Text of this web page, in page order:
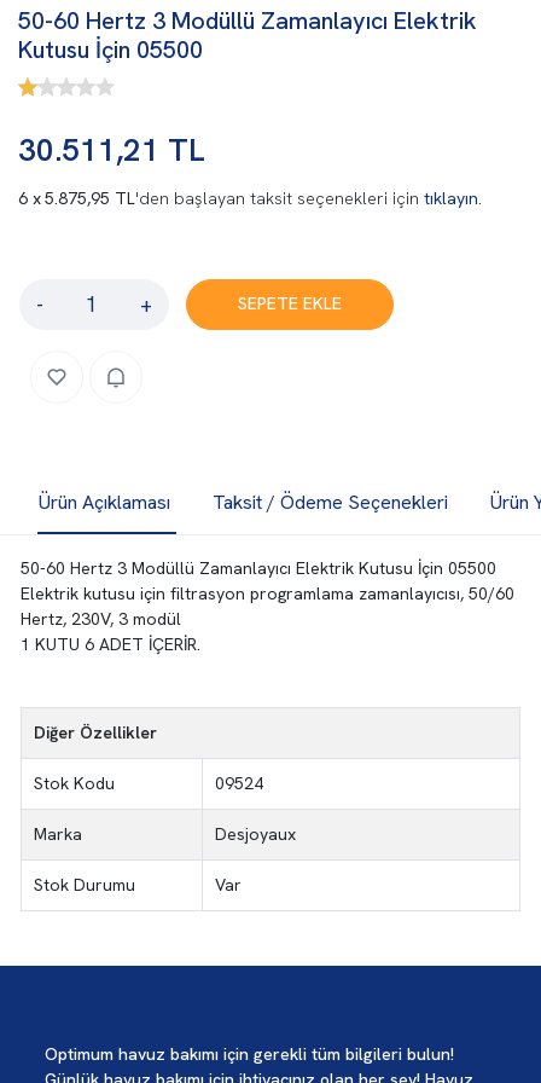
50-60 Hertz 3 Modüllü Zamanlayıcı Elektrik
Kutusu İçin 05500
30.511,21 TL
5.875,95 TL'den başlayan taksit seçenekleri için tıklayın.
- + SEPETE EKLE
Ürün Açıklaması Taksit / Ödeme Seçenekleri Ürün
50-60 Hertz 3 Modüllü Zamanlayıcı Elektrik Kutusu İçin 05500
Elektrik kutusu için filtrasyon programlama zamanlayıcısı, 50/60
Hertz, 230V, 3 modül
1 KUTU 6 ADET İÇERİR.
Diğer Özellikler
Stok Kodu 09524
Marka Desjoyaux
Stok Durumu Var
Optimum havuz bakımı için gerekli tüm bilgileri bulun!